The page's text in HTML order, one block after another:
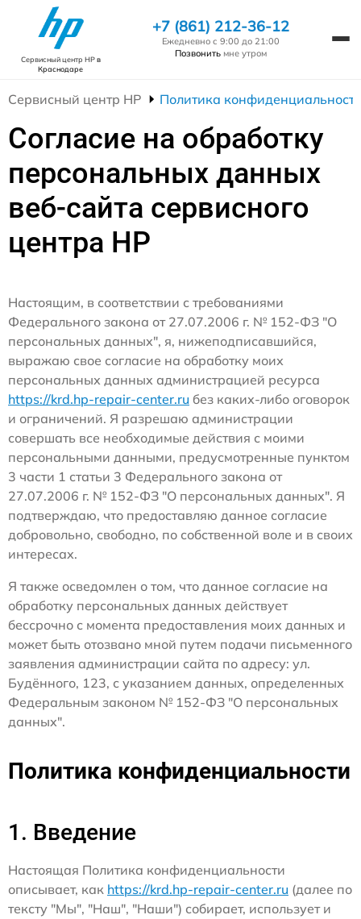
Сервисный центр HPв
Краснодаре
+7 (861) 212-36-12
Ежедневно с 9:00 до 21:00
Позвонить мне утром
Сервисный центр HP Политика
Согласие на обработку
персональных данных
веб-сайта сервисного
центра HP
Настоящим, в соответствии с требованиями
Федерального закона от 27.07.2006 г. № 152-ФЗ "О
персональных данных", я, нижеподписавшийся,
выражаю свое согласие на обработку моих
персональных данных администрацией ресурса
https://krd.hp-repair-center.ru без каких-либо оговорок
и ограничений. Я разрешаю администрации
совершать все необходимые действия с моими
персональными данными, предусмотренные пунктом
3 части 1 статьи 3 Федерального закона от
27.07.2006 г. № 152-ФЗ "О персональных данных". Я
подтверждаю, что предоставляю данное согласие
добровольно, свободно, по собственной воле и в своих
интересах.
Я также осведомлен о том, что данное согласие на
обработку персональных данных действует
бессрочно с момента предоставления моих данных и
может быть отозвано мной путем подачи письменного
заявления администрации сайта по адресу: ул.
Будённого, 123, с указанием данных, определенных
Федеральным законом № 152-ФЗ "О персональных
данных".
Политика конфиденциальности
1. Введение
Настоящая Политика конфиденциальности
описывает, как https://krd.hp-repair-center.ru (далее по
тексту "Мы", "Наш", "Наши") собирает, использует и